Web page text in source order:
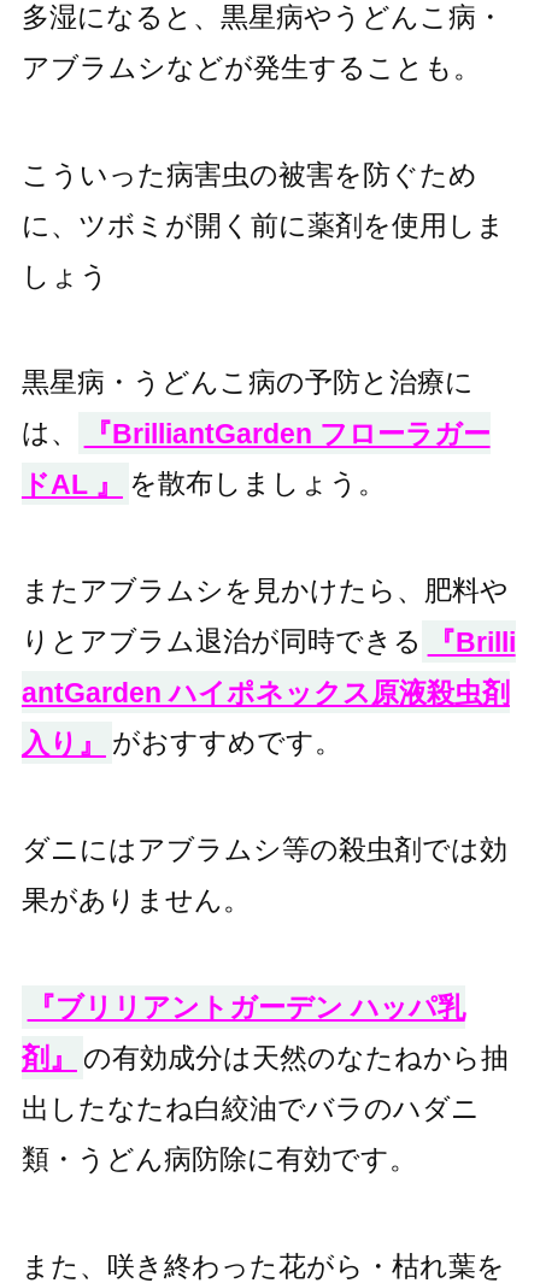
多湿になると、黒星病やうどんこ病・
アブラムシなどが発生することも。
こういった病害虫の被害を防ぐため
に、ツボミが開く前に薬剤を使用しま
しょう
黒星病・うどんこ病の予防と治療に
は、
『BrilliantGarden フローラガー
ドAL 』
を散布しましょう。
またアブラムシを見かけたら、肥料や
りとアブラム退治が同時できる
『Brilli
antGarden ハイポネックス原液殺虫剤
入り』
がおすすめです。
ダニにはアブラムシ等の殺虫剤では効
果がありません。
『ブリリアントガーデン ハッパ乳
剤』
の有効成分は天然のなたねから抽
出したなたね白絞油でバラのハダニ
類・うどん病防除に有効です。
また、咲き終わった花がら・枯れ葉を